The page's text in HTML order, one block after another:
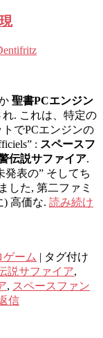
聖書PCエンジン
. これは、特定の
でPCエンジンの
: スペースフ
伝説サファイア.
発表の” そしてち
した, 第二ファミ
) 高価な. 読み続け
ゲーム | タグ付け
説サファイア,
, スペースファン
信